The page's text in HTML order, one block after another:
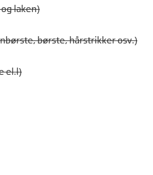
laken)
børste, hårstrikker osv.)
el.l)